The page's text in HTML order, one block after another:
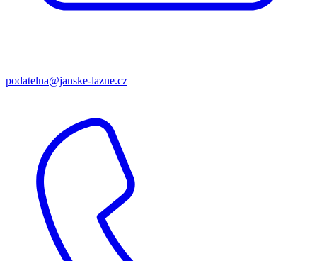
podatelna@janske-lazne.cz